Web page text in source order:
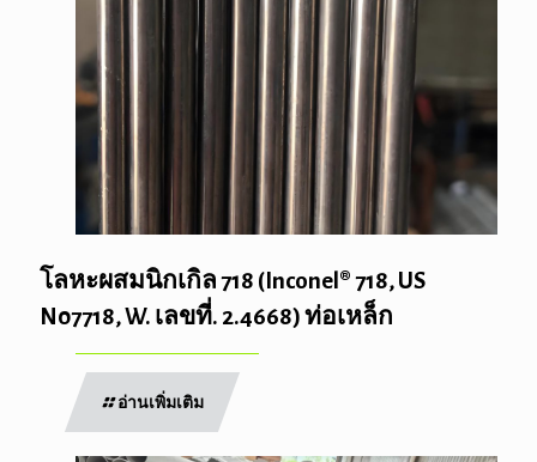
โลหะผสมนิกเกิล 718 (Inconel® 718, US
N07718, W. เลขที่. 2.4668) ท่อเหล็ก
อ่านเพิ่มเติม